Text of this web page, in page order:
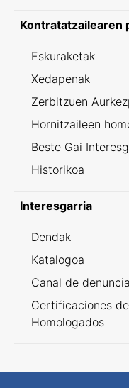
Kontratatzailearen
Eskuraketak
Xedapenak
Zerbitzuen
Hornitzaileen
Beste Gai
Historikoa
Interesgarria
Dendak
Katalogoa
Canal de
Certificaciones
Homologados